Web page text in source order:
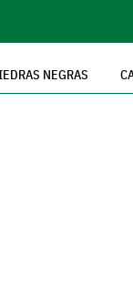
NEGRAS